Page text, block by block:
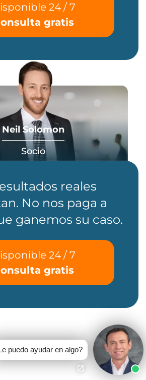
24 / 7
gratis
Neil Solomon
Socio
reales
No nos paga a
ganemos su caso.
24 / 7
gratis
puedo ayudar en algo?